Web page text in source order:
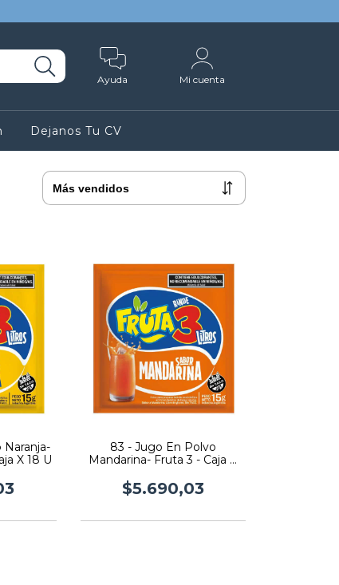
Ayuda Mi cuenta
Dejanos Tu CV
Naranja-
X 18 U
83 - Jugo En Polvo
Mandarina- Fruta 3 - Caja X
$5.690,03